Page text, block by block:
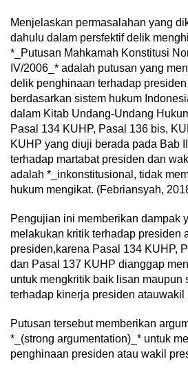
Menjelaskan permasalahan yang
dahulu dalam persfektif delik
*_Putusan Mahkamah Konstitusi
IV/2006_* adalah putusan yang
delik penghinaan terhadap
berdasarkan sistem hukum
dalam Kitab Undang-Undang
Pasal 134 KUHP, Pasal 136 bis,
KUHP yang diuji berada pada Bab
terhadap martabat presiden dan
adalah *_inkonstitusional, tidak
hukum mengikat. (Febriansyah,
Pengujian ini memberikan dampak
melakukan kritik terhadap presiden
presiden,karena Pasal 134 KUHP,
dan Pasal 137 KUHP dianggap
untuk mengkritik baik lisan maupun
terhadap kinerja presiden atauwakil
Putusan tersebut memberikan
*_(strong argumentation)_* untuk
penghinaan presiden atau wakil